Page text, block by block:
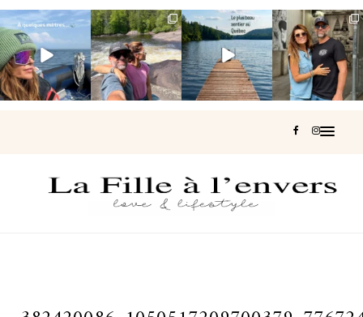
Voir une baleine
en photo, c’est
impressionnant
🐋...
Les Laurentides,
le Québec
version nature.
...
Et si je te disais
qu’il existe un
sentier où tu...
126 37
Montréal, une
très belle
surprise 🇨🇦
442